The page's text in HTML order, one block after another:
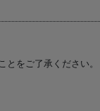
とをご了承ください。